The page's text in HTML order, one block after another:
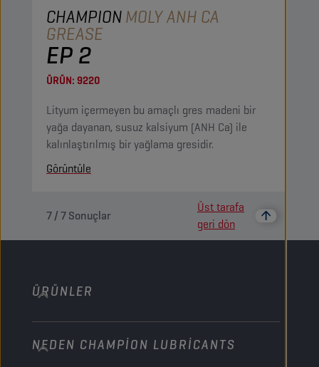
CHAMPIONMOLY ANH CA
GREASE
EP 2
ÜRÜN: 9220
Lityum içermeyen bu amaçlı gres madeni bir
yağa dayanan, susuz kalsiyum (ANH Ca) ile
kalınlaştırılmış bir yağlama gresidir.
Görüntüle
7/7Sonuçlar
Üst tarafa
geri dön
ÜRÜNLER
Binek araç
NEDEN CHAMPION LUBRICANTS